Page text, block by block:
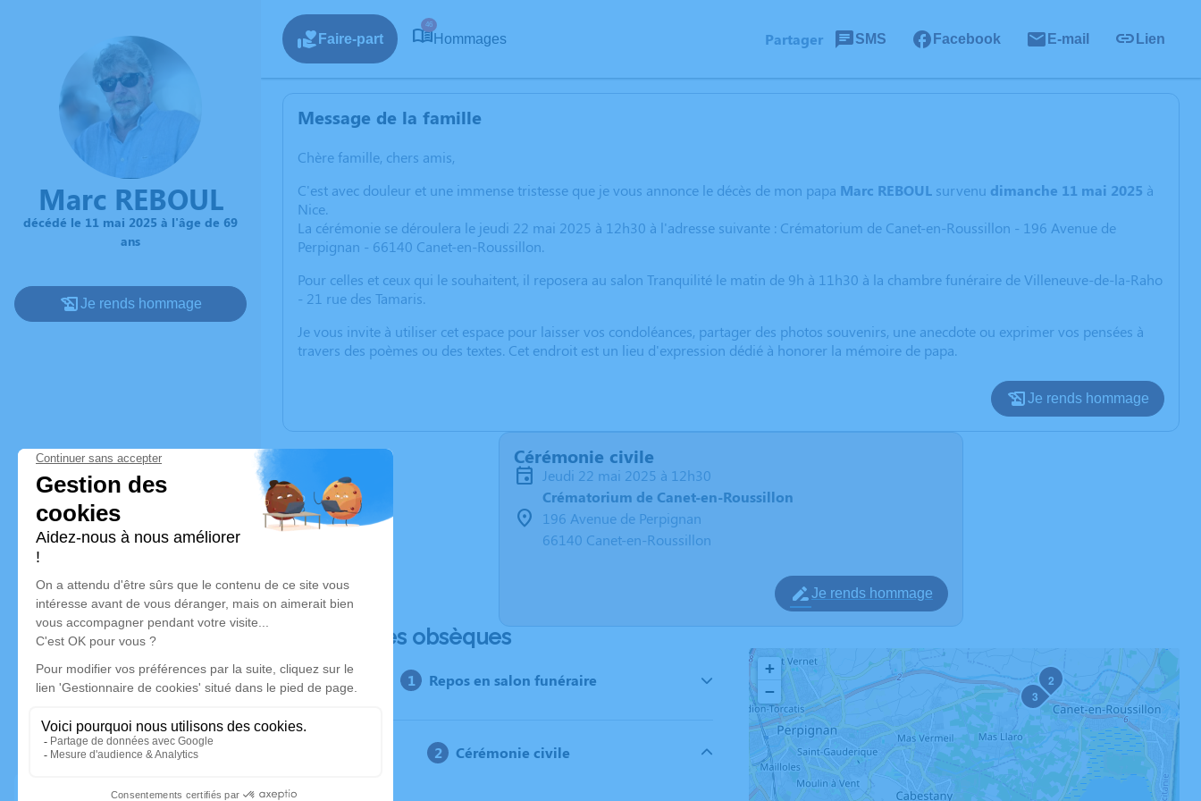
Marc REBOUL
décédé le 11 mai 2025 à l'âge de 69
ans
Je rends hommage
Faire-part
46
Hommages Partager SMS Facebook E-mail Lien
Message de la famille
Chère famille, chers amis,
C'est avec douleur et une immense tristesse que je vous annonce le décès de mon papa Marc REBOUL survenu dimanche 11 mai 2025 à
Nice.
La cérémonie se déroulera le jeudi 22 mai 2025 à 12h30 à l'adresse suivante : Crématorium de Canet-en-Roussillon - 196 Avenue de
Perpignan - 66140 Canet-en-Roussillon.
Pour celles et ceux qui le souhaitent, il reposera au salon Tranquilité le matin de 9h à 11h30 à la chambre funéraire de Villeneuve-de-la-Raho
- 21 rue des Tamaris.
Je vous invite à utiliser cet espace pour laisser vos condoléances, partager des photos souvenirs, une anecdote ou exprimer vos pensées à
travers des poèmes ou des textes. Cet endroit est un lieu d'expression dédié à honorer la mémoire de papa.
Je rends hommage
Cérémonie civile
jeudi 22 mai 2025 à 12h30
Crématorium de Canet-en-Roussillon
196 Avenue de Perpignan
66140 Canet-en-Roussillon
Je rends hommage
Déroulé des obsèques
Repos en salon funéraire
Cérémonie civile
2
3
+
−